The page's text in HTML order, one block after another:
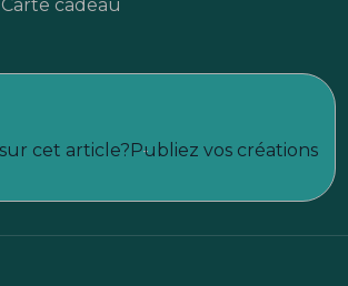
Carte cadeau
cet article?Publiez vos créations